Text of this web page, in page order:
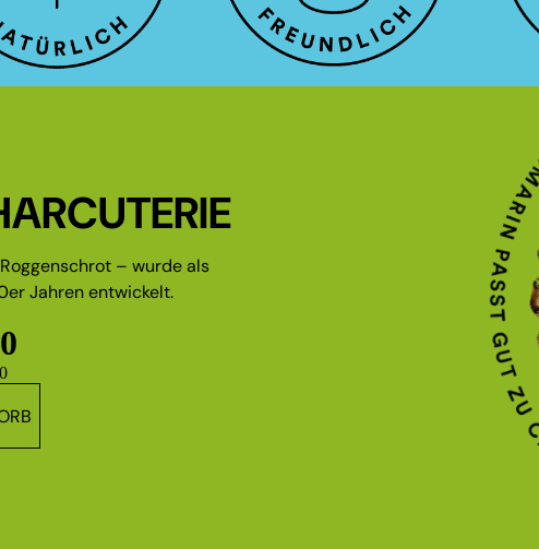
– wurde als
Jahren entwickelt.